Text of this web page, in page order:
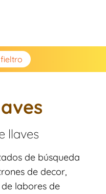
llaves
de búsqueda
de decor,
labores de